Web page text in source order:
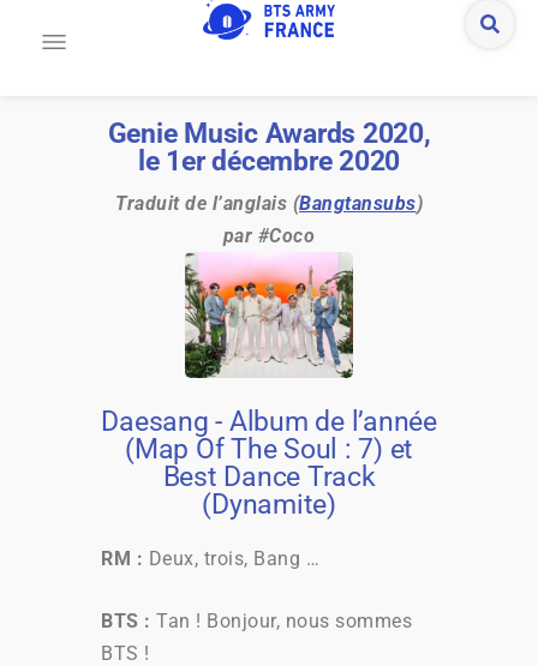
Genie Music Awards 2020,
le 1er décembre 2020​
Traduit de l’anglais (Bangtansubs)
par #Coco
Daesang - Album de l’année
(Map Of The Soul : 7) et
Best Dance Track
(Dynamite)​
RM : Deux, trois, Bang …
BTS : Tan ! Bonjour, nous sommes
BTS !